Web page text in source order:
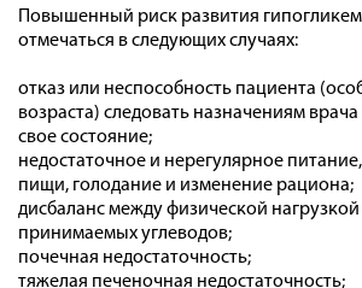
Повышенный риск развития
отмечаться в следующих случаях:
отказ или неспособность пациента
возраста) следовать назначениям
свое состояние;
недостаточное и нерегулярное
пищи, голодание и изменение рациона;
дисбаланс между физической
принимаемых углеводов;
почечная недостаточность;
тяжелая печеночная недостаточность;